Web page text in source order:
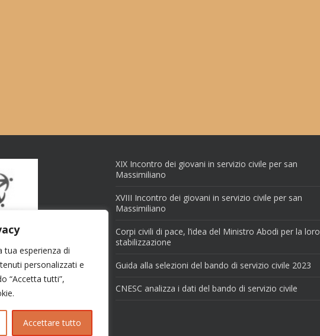
tua esperienza di
personalizzati e
“Accetta tutti”,
Accettare tutto
XIX Incontro dei giovani in servizio civile per san
Massimiliano
XVIII Incontro dei giovani in servizio civile per san
Massimiliano
Corpi civili di pace, l’idea del Ministro Abodi per la loro
stabilizzazione
Guida alla selezioni del bando di servizio civile 2023
CNESC analizza i dati del bando di servizio civile